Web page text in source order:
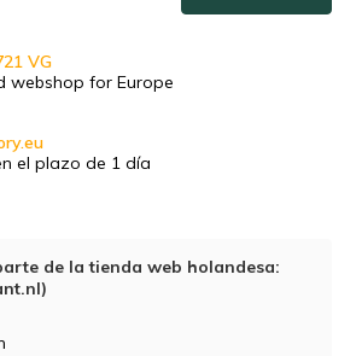
VG
webshop for Europe
el plazo de 1 día
de la tienda web holandesa: